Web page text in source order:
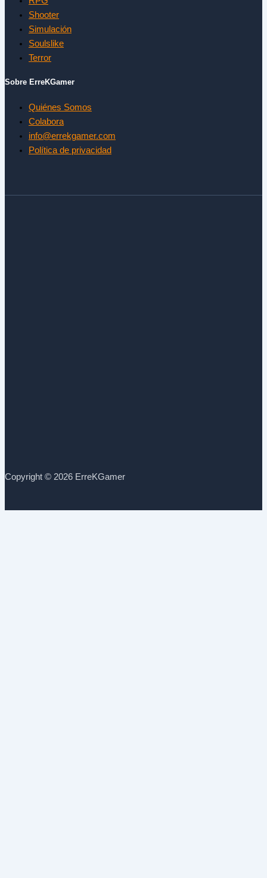
Shooter
Simulación
Soulslike
Terror
Sobre ErreKGamer
Quiénes Somos
Colabora
info@errekgamer.com
Política de privacidad
Copyright © 2026 ErreKGamer